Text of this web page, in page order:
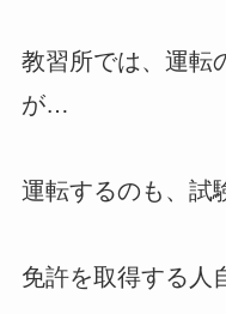
教習所では、運転
が…
運転するのも、試
免許を取得する人